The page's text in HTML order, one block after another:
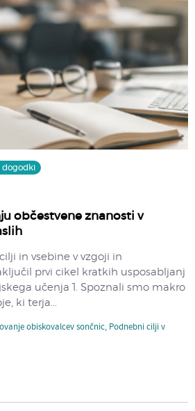
dogodki
občestvene znanosti v
in vsebine v vzgoji in
prvi cikel kratkih usposabljanj
učenja 1. Spoznali smo makro
ki terja...
obiskovalcev sončnic, Podnebni cilji v